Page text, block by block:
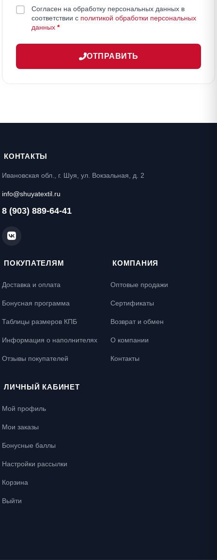
Согласен на обработку персональных данных в
соответствии с политикой обработки персональных
данных *
ОТПРАВИТЬ
КОНТАКТЫ
Ивановская обл., г. Шуя, ул. Вокзальная, д. 2
info@shuyatextil.ru
8 (903) 889-64-41
ПОКУПАТЕЛЯМ
Доставка и оплата
Бонусная программа
Таблицы размеров КПБ
Информация о наполнителях
Отзывы покупателей
КОМПАНИЯ
Оптовые продажи
Сертификаты
Возврат и обмен
О компании
Контакты
ЛИЧНЫЙ КАБИНЕТ
Мой профиль
Мои заказы
Бонусные баллы
Настройки рассылки
Корзина
Выйти